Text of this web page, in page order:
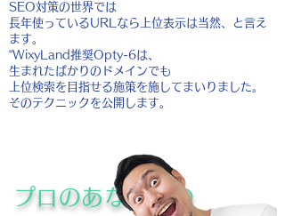
SEO対策の世界では
長年使っているURLなら上位表示は当然、と言え
ます。
“WixyLand推奨Opty-6は、
生まれたばかりのドメインでも
上位検索を目指せる施策を施してまいりました。
​そのテクニックを公開します。
プロのあなたへの